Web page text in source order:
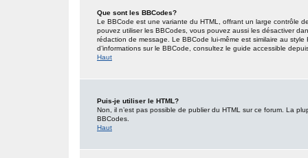
Que sont les BBCodes?
Le BBCode est une variante du HTML, offrant un large contrôle
pouvez utiliser les BBCodes, vous pouvez aussi les désactiver
rédaction de message. Le BBCode lui-même est similaire au
d’informations sur le BBCode, consultez le guide accessible
Haut
Puis-je utiliser le HTML?
Non, il n’est pas possible de publier du HTML sur ce forum. La
BBCodes.
Haut